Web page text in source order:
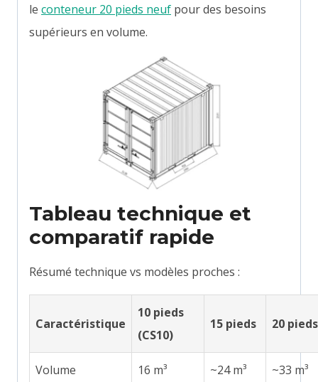
le conteneur 20 pieds neuf pour des besoins
supérieurs en volume.
Tableau technique et
comparatif rapide
Résumé technique vs modèles proches :
Caractéristique
10 pieds
(CS10)
15 pieds 20 pieds
Volume 16 m³ ~24 m³ ~33 m³